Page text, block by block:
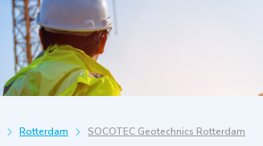
Rotterdam SOCOTEC Geotechnics Rotterdam